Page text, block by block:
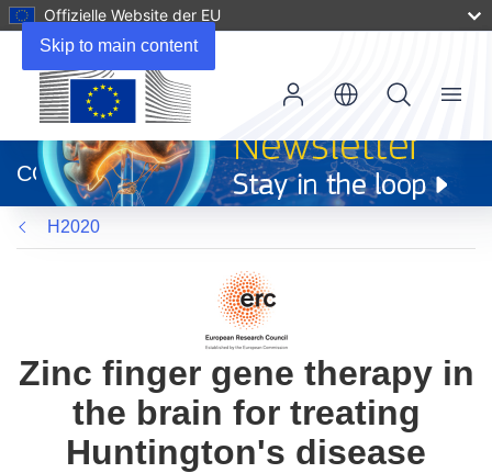
Skip to main content
Offizielle Website der EU
neuem
Fenster)
CORDIS
Menu
H2020
Zinc finger gene therapy in
the brain for treating
Huntington's disease